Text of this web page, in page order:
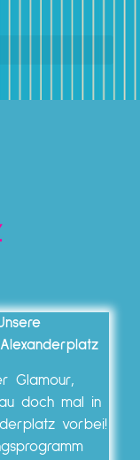
Glamour,
doch mal in
vorbei!